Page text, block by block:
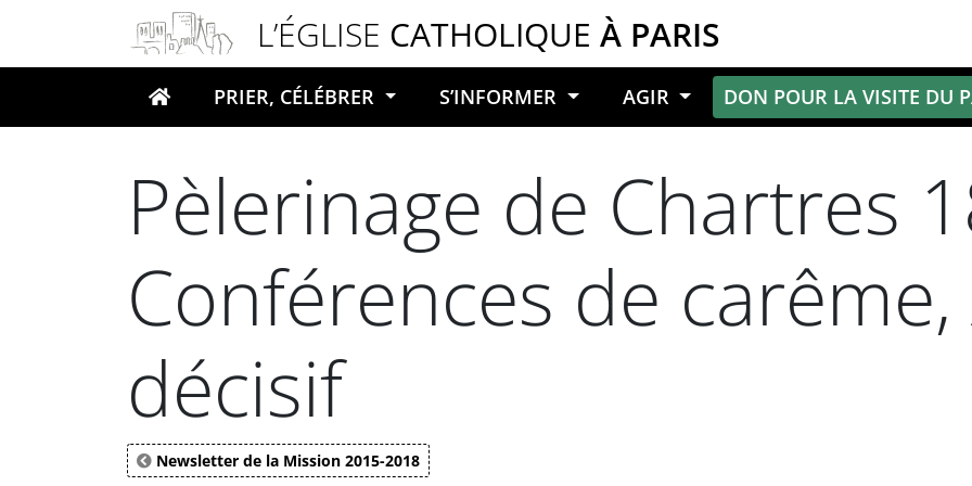
L’ÉGLISE CATHOLIQUE À PARIS
Votre recherche
PRIER, CÉLÉBRER S’INFORMER AGIR DON POUR LA VISITE DU
Pèlerinage de Chartres
Conférences de
décisif
Newsletter de la Mission 2015-2018
Panneau de gestion des cookies